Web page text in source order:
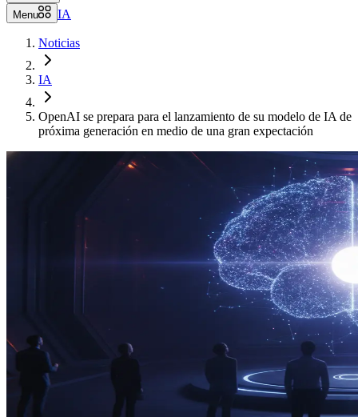
Menu
IA
Noticias
IA
OpenAI se prepara para el lanzamiento de su modelo de IA de
próxima generación en medio de una gran expectación